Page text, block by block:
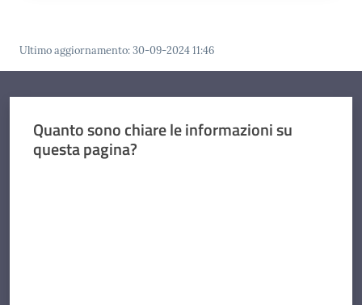
Ultimo aggiornamento:30-09-2024 11:46
Quanto sono chiare le informazioni su
questa pagina?